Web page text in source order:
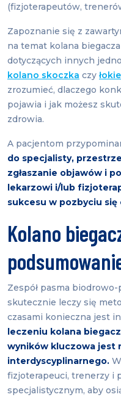
(fizjoterapeutów,
Zapoznanie się z
na temat kolana
dotyczących innych
kolano skoczka czy
zrozumieć, dlaczego
pojawia i jak możesz
zdrowia.
A pacjentom
do specjalisty,
zgłaszanie objawów i
lekarzowi i/lub
sukcesu w pozbyciu się
Kolano
Zespół pasma
skutecznie leczy się
czasami konieczna jest
leczeniu kolana
wyników kluczowa jest
interdyscyplinarnego.
fizjoterapeuci, trenerzy i
specjalistycznym, aby